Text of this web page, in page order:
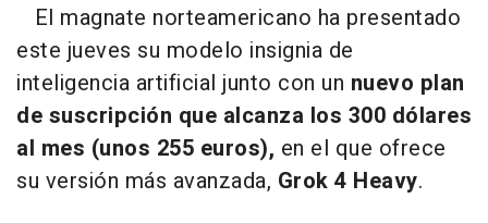
El magnate norteamericano ha presentado
este jueves su modelo insignia de
inteligencia artificial junto con un nuevo plan
de suscripción que alcanza los 300 dólares
al mes (unos 255 euros), en el que ofrece
su versión más avanzada, Grok 4 Heavy.